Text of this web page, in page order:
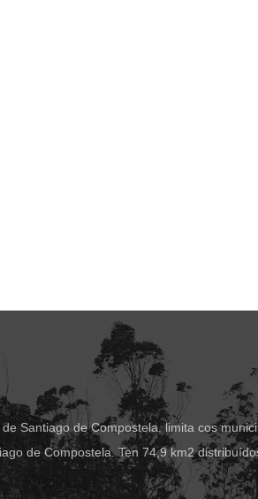
Santiago de Compostela, limita cos
de Compostela. Ten 74,9 km2